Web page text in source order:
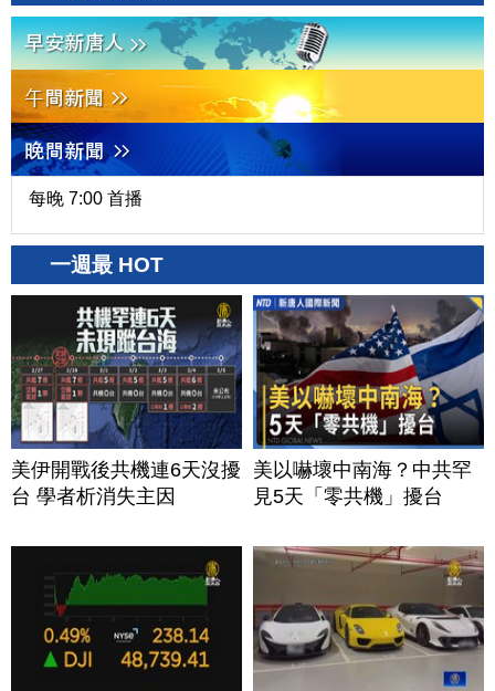
每晚 7:00 首播
一週最 HOT
美伊開戰後共機連6天沒擾
台 學者析消失主因
美以嚇壞中南海？中共罕
見5天「零共機」擾台